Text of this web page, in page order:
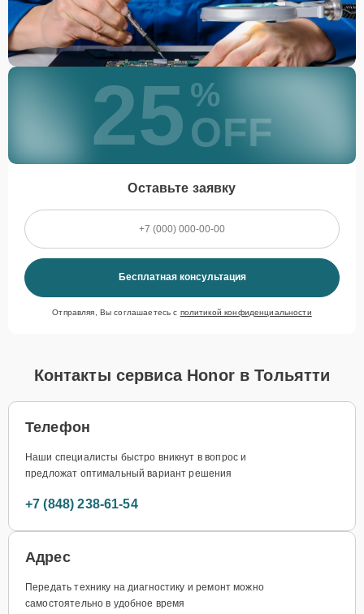
25 %
OFF
Оставьте заявку
Бесплатная консультация
Отправляя, Вы соглашаетесь с политикой конфиденциальности
Контакты сервиса Honor в Тольятти
Телефон
Наши специалисты быстро вникнут в вопрос и
предложат оптимальный вариант решения
+7 (848) 238-61-54
Адрес
Передать технику на диагностику и ремонт можно
самостоятельно в удобное время